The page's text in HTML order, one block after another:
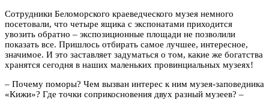
Сотрудники Беломорского краеведческого музея немного
посетовали, что четыре ящика с экспонатами приходится
увозить обратно – экспозиционные площади не позволили
показать все. Пришлось отбирать самое лучшее, интересное,
значимое. И это заставляет задуматься о том, какие же богатства
хранятся сегодня в наших маленьких провинциальных музеях!
– Почему поморы? Чем вызван интерес к ним музея-заповедника
«Кижи»? Где точки соприкосновения двух разный музеев? –